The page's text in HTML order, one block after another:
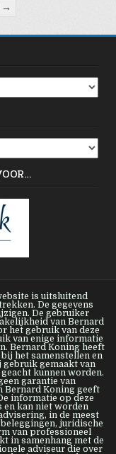
→
is uitsluitend
De gegevens
De gebruiker
van Bernard
het gebruik van deze
van enige informatie
Bernard Koning heeft
het samenstellen en
gebruik gemaakt van
kunnen worden.
garantie van
Bernard Koning geeft
informatie op deze
kan niet worden
in de meest
juridische
van professioneel
in samenhang met de
adviseur die over